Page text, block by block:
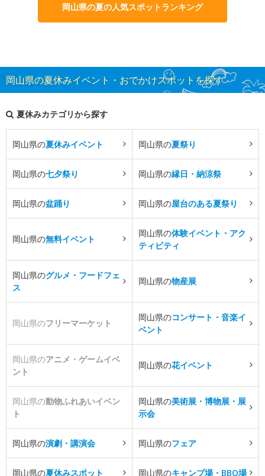
岡山県の夏の人気スポットランキング
岡山県の夏休みイベント・おでかけスポットを探す
夏休みカテゴリから探す
岡山県の夏休みイベント 岡山県の夏祭り
岡山県の七夕祭り 岡山県の縁日・納涼祭
岡山県の盆踊り 岡山県の屋台のある夏祭り
岡山県の無料イベント
岡山県の体験イベント・アク
ティビティ
岡山県のグルメ・フードフェ
ス
岡山県の物産展
岡山県のフリーマーケット
岡山県のコンサート・音楽イ
ベント
岡山県のアニメ・ゲームイベ
ント
岡山県の花イベント
岡山県の動物ふれあいイベン
ト
岡山県の美術展・博物展・展
示会
岡山県の演劇・講演会 岡山県のフェア
岡山県の夏休みスポット 岡山県のキャンプ場・BBQ場